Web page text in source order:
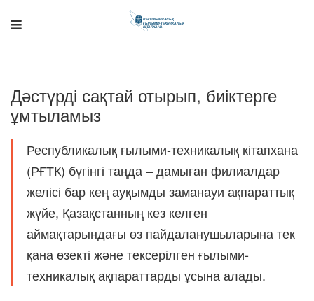
Дәстүрді сақтай отырып, биіктерге
ұмтыламыз
Республикалық ғылыми-техникалық кітапхана
(РҒТК) бүгінгі таңда – дамыған филиалдар
желісі бар кең ауқымды заманауи ақпараттық
жүйе, Қазақстанның кез келген
аймақтарындағы өз пайдаланушыларына тек
қана өзекті және тексерілген ғылыми-
техникалық ақпараттарды ұсына алады.
Поддержка РНТБ
Онлайн-помощник
RU